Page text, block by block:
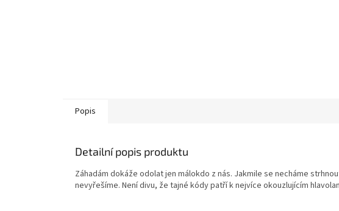
Popis
Detailní popis produktu
Záhadám dokáže odolat jen málokdo z nás. Jakmile se necháme
nevyřešíme. Není divu, že tajné kódy patří k nejvíce okouzlujícím